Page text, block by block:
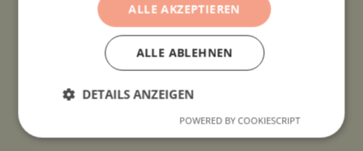
ALLE AKZEPTIEREN
ALLE ABLEHNEN
DETAILS ANZEIGEN
POWERED BY COOKIESCRIPT